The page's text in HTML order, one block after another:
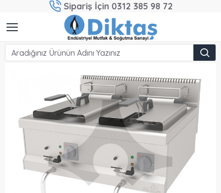
Sipariş İçin 0312 385 98 72